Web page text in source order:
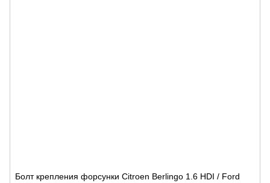
Болт крепления форсунки Citroen Berlingo 1.6 HDI / Ford